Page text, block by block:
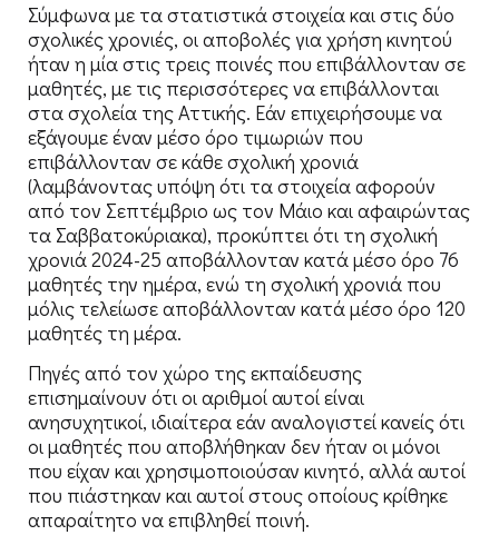
Σύμφωνα με τα στατιστικά στοιχεία και στις δύο
σχολικές χρονιές, οι αποβολές για χρήση κινητού
ήταν η μία στις τρεις ποινές που επιβάλλονταν σε
μαθητές, με τις περισσότερες να επιβάλλονται
στα σχολεία της Αττικής. Εάν επιχειρήσουμε να
εξάγουμε έναν μέσο όρο τιμωριών που
επιβάλλονταν σε κάθε σχολική χρονιά
(λαμβάνοντας υπόψη ότι τα στοιχεία αφορούν
από τον Σεπτέμβριο ως τον Μάιο και αφαιρώντας
τα Σαββατοκύριακα), προκύπτει ότι τη σχολική
χρονιά 2024-25 αποβάλλονταν κατά μέσο όρο 76
μαθητές την ημέρα, ενώ τη σχολική χρονιά που
μόλις τελείωσε αποβάλλονταν κατά μέσο όρο 120
μαθητές τη μέρα.
Πηγές από τον χώρο της εκπαίδευσης
επισημαίνουν ότι οι αριθμοί αυτοί είναι
ανησυχητικοί, ιδιαίτερα εάν αναλογιστεί κανείς ότι
οι μαθητές που αποβλήθηκαν δεν ήταν οι μόνοι
που είχαν και χρησιμοποιούσαν κινητό, αλλά αυτοί
που πιάστηκαν και αυτοί στους οποίους κρίθηκε
απαραίτητο να επιβληθεί ποινή.